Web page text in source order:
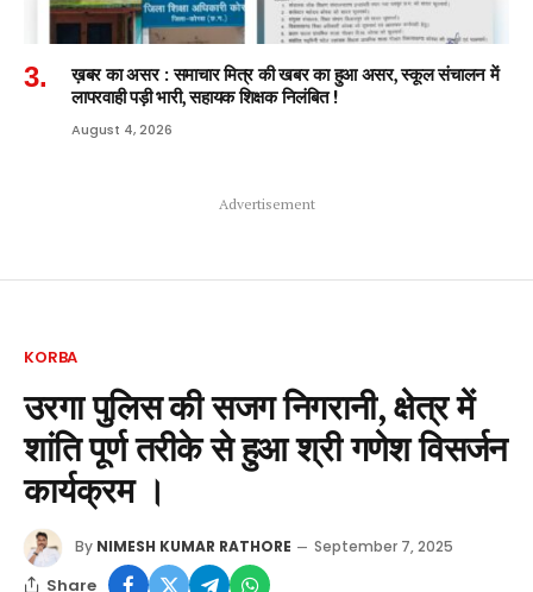
ख़बर का असर : समाचार मित्र की खबर का हुआ असर, स्कूल संचालन में
लापरवाही पड़ी भारी, सहायक शिक्षक निलंबित !
August 4, 2026
Advertisement
KORBA
उरगा पुलिस की सजग निगरानी, क्षेत्र में
शांति पूर्ण तरीके से हुआ श्री गणेश विसर्जन
कार्यक्रम ।
By NIMESH KUMAR RATHORE September 7, 2025
Share